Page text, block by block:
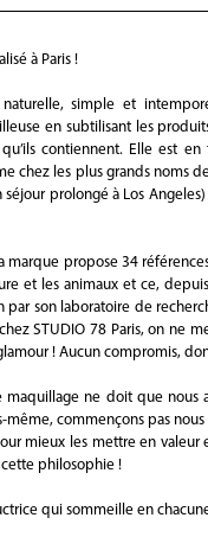
à Paris !
simple et
en subtilisant les
contiennent. Elle est
chez les plus grands noms
prolongé à Los
propose 34
et les animaux et ce,
par son laboratoire de
STUDIO 78 Paris, on ne
! Aucun compromis,
maquillage ne doit que
même, commençons pas
mieux les mettre en
philosophie !
qui sommeille en